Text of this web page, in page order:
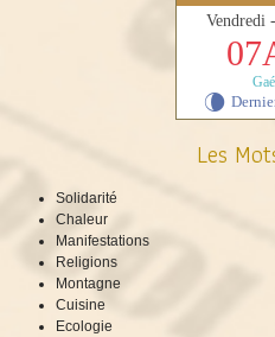
Vendredi
V
Les
Solidarité
Chaleur
Manifestations
Religions
Montagne
Cuisine
Ecologie